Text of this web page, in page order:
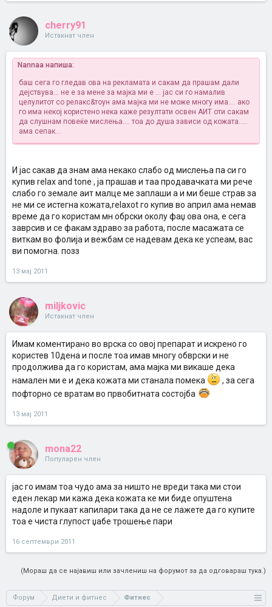
cherry91
Истакнат член
Nannaa напиша:
баш сега го гледав ова на рекламата и сакам да прашам дали
дејствува... не е за мене за мајка ми е ... јас си го намалив
целулитот со релакс&тоун ама мајка ми не може многу има.... ако
го има некој користено нека каже резултати освен АИТ оти сакам
да слушнам повеќе мислења.... тоа до душа зависи од кожата.....
ама сепак...
И јас сакав да знам ама некако слабо од мислења па си го
купив relax and tone , ја прашав и таа продавачката ми рече
слабо го земале аит малце ме заплаши а и ми беше страв за
не ми се истегна кожата,relaxot го купив во април ама немав
време да го користам мн обрски околу фаџ ова она, е сега
заврсив и се факам здраво за работа, после масажата се
виткам во фолија и вежбам се надевам дека ке успеам, вас
ви помогна. позз
13 мај 2011
miljkovic
Истакнат член
Имам коментирано во врска со овој препарат и искрено го
користев 10дена и после тоа имав многу обврски и не
продолжива да го користам, ама мајка ми викаше дека
намален ми е и дека кожата ми станала помека
, за сега
пофторно се вратам во првобитната состојба
13 мај 2011
mona22
Популарен член
јас го имам тоа чудо ама за ништо не вреди така ми стои
еден лекар ми кажа дека кожата ке ми биде опуштена
надоле и пукаат капилари така да не се лажете да го купите
тоа е чиста глупост џабе трошење пари
16 септември 2011
(Мораш да се најавиш или зачлениш на форумот за да одговараш тука.)
Форум Диети и фитнес Фитнес